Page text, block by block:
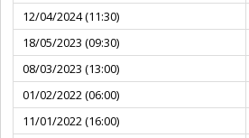
12/04/2024 (11:30)
18/05/2023 (09:30)
08/03/2023 (13:00)
01/02/2022 (06:00)
11/01/2022 (16:00)